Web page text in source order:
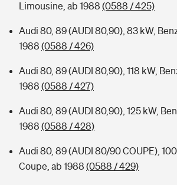
Limousine, ab 1988 (0588 / 425)
Audi 80, 89 (AUDI 80,90), 83 kW,
1988 (0588 / 426)
Audi 80, 89 (AUDI 80,90), 118 kW,
1988 (0588 / 427)
Audi 80, 89 (AUDI 80,90), 125 kW,
1988 (0588 / 428)
Audi 80, 89 (AUDI 80/90 COUPE), 100
Coupe, ab 1988 (0588 / 429)